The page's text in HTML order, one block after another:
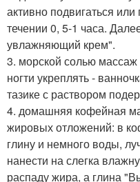
активно подвигаться
течении 0, 5-1 часа.
увлажняющий крем".
3. морской солью
ногти укреплять -
тазике с раствором
4. домашняя кофейная
жировых отложений: в
глину и немного воды,
нанести на слегка
распаду жира, а глина